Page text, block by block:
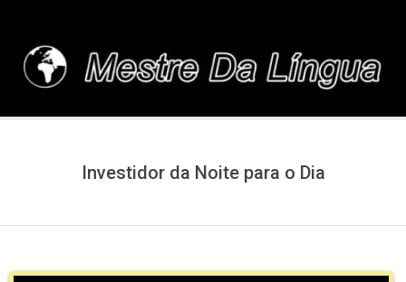
content
Investidor da Noite para o Dia